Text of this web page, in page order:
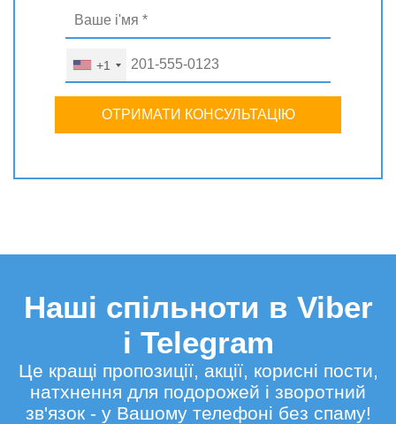
+1
ОТРИМАТИ КОНСУЛЬТАЦІЮ
Наші спільноти в Viber
і Telegram
Це кращі пропозиції, акції, корисні пости,
натхнення для подорожей і зворотний
зв'язок - у Вашому телефоні без спаму!